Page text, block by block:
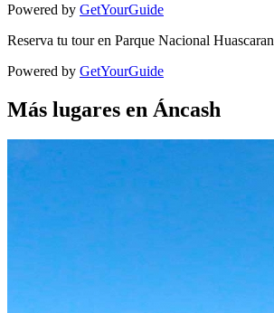
Powered by GetYourGuide
Reserva tu tour en Parque Nacional Huascaran
Powered by GetYourGuide
Más lugares en Áncash